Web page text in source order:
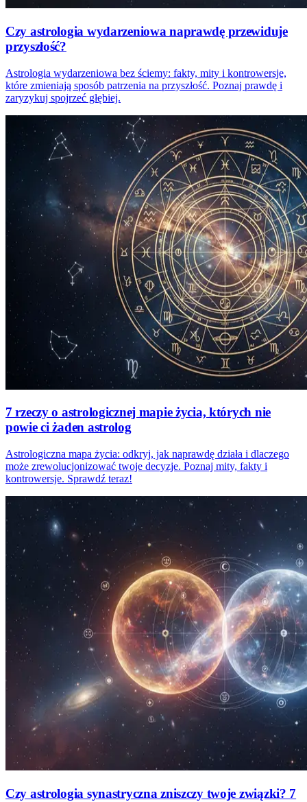
Czy astrologia wydarzeniowa naprawdę przewiduje
przyszłość?
Astrologia wydarzeniowa bez ściemy: fakty, mity i kontrowersje,
które zmieniają sposób patrzenia na przyszłość. Poznaj prawdę i
zaryzykuj spojrzeć głębiej.
7 rzeczy o astrologicznej mapie życia, których nie
powie ci żaden astrolog
Astrologiczna mapa życia: odkryj, jak naprawdę działa i dlaczego
może zrewolucjonizować twoje decyzje. Poznaj mity, fakty i
kontrowersje. Sprawdź teraz!
Czy astrologia synastryczna zniszczy twoje związki? 7